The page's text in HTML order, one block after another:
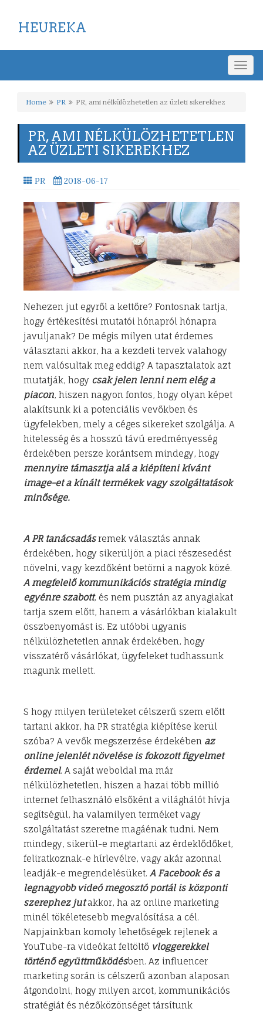
HEUREKA
Home PR PR, ami nélkülözhetetlen az üzleti sikerekhez
PR, AMI NÉLKÜLÖZHETETLEN
AZ ÜZLETI SIKEREKHEZ
PR 2018-06-17
Nehezen jut egyről a kettőre? Fontosnak tartja,
hogy értékesítési mutatói hónapról hónapra
javuljanak? De mégis milyen utat érdemes
választani akkor, ha a kezdeti tervek valahogy
nem valósultak meg eddig? A tapasztalatok azt
mutatják, hogy csak jelen lenni nem elég a
piacon, hiszen nagyon fontos, hogy olyan képet
alakítsunk ki a potenciális vevőkben és
ügyfelekben, mely a céges sikereket szolgálja. A
hitelesség és a hosszú távú eredményesség
érdekében persze korántsem mindegy, hogy
mennyire támasztja alá a kiépíteni kívánt
image-et a kínált termékek vagy szolgáltatások
minősége.
A PR tanácsadásremek választás annak
érdekében, hogy sikerüljön a piaci részesedést
növelni, vagy kezdőként betörni a nagyok közé.
A megfelelő kommunikációs stratégia mindig
egyénre szabott, és nem pusztán az anyagiakat
tartja szem előtt, hanem a vásárlókban kialakult
összbenyomást is. Ez utóbbi ugyanis
nélkülözhetetlen annak érdekében, hogy
visszatérő vásárlókat, ügyfeleket tudhassunk
magunk mellett.
S hogy milyen területeket célszerű szem előtt
tartani akkor, ha PR stratégia kiépítése kerül
szóba? A vevők megszerzése érdekében az
online jelenlét növelése is fokozott figyelmet
érdemel. A saját weboldal ma már
nélkülözhetetlen, hiszen a hazai több millió
internet felhasználó elsőként a világhálót hívja
segítségül, ha valamilyen terméket vagy
szolgáltatást szeretne magáénak tudni. Nem
mindegy, sikerül-e megtartani az érdeklődőket,
feliratkoznak-e hírlevélre, vagy akár azonnal
leadják-e megrendelésüket. A Facebook és a
legnagyobb videó megosztó portál is központi
szerephez jutakkor, ha az online marketing
minél tökéletesebb megvalósítása a cél.
Napjainkban komoly lehetőségek rejlenek a
YouTube-ra videókat feltöltő vloggerekkel
történő együttműködésben. Az influencer
marketing során is célszerű azonban alaposan
átgondolni, hogy milyen arcot, kommunikációs
stratégiát és nézőközönséget társítunk